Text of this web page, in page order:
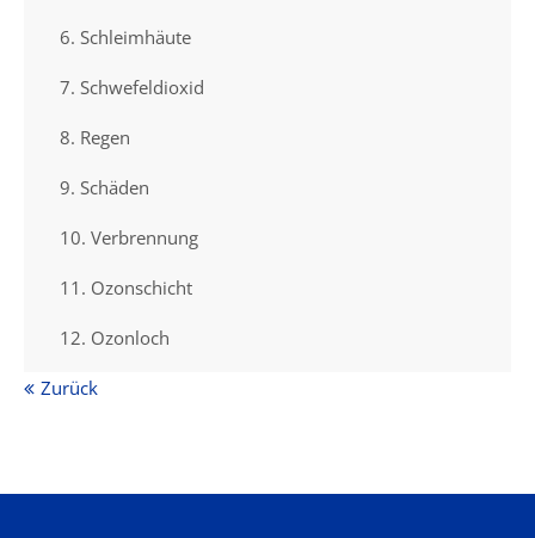
6. Schleimhäute
7. Schwefeldioxid
8. Regen
9. Schäden
10. Verbrennung
11. Ozonschicht
12. Ozonloch
Zurück